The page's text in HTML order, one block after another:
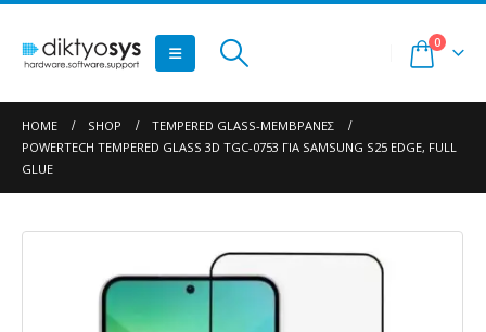
0
HOME SHOP
TEMPERED GLASS-ΜΕΜΒΡΆΝΕΣ
POWERTECH TEMPERED GLASS 3D TGC-0753 ΓΙΑ SAMSUNG S25 EDGE, FULL
GLUE